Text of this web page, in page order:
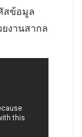
สข้อมูล
งานสากล